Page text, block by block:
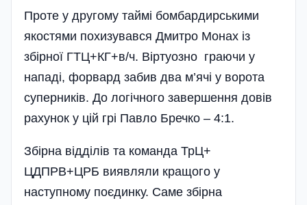
Проте у другому таймі бомбардирськими
якостями похизувався Дмитро Монах із
збірної ГТЦ+КГ+в/ч. Віртуозно граючи у
нападі, форвард забив два м’ячі у ворота
суперників. До логічного завершення довів
рахунок у цій грі Павло Бречко – 4:1.
Збірна відділів та команда ТрЦ+
ЦДПРВ+ЦРБ виявляли кращого у
наступному поєдинку. Саме збірна